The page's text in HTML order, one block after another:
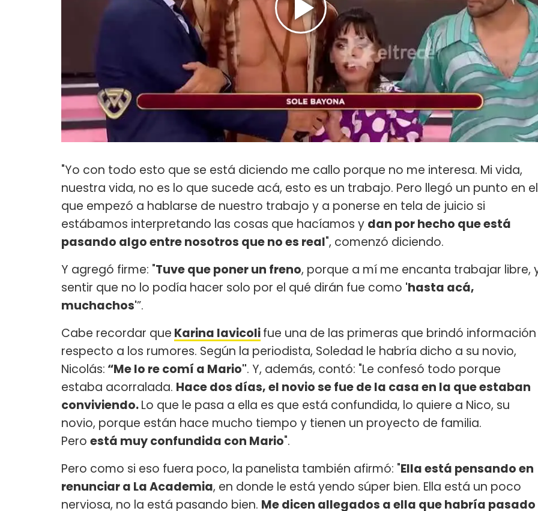
"Yo con todo esto que se está diciendo me callo porque no me interesa. Mi vida,
nuestra vida, no es lo que sucede acá, esto es un trabajo. Pero llegó un punto en el
que empezó a hablarse de nuestro trabajo y a ponerse en tela de juicio si
estábamos interpretando las cosas que hacíamos y dan por hecho que está
pasando algo entre nosotros que no es real", comenzó diciendo.
Y agregó firme: "Tuve que poner un freno, porque a mí me encanta trabajar libre,
sentir que no lo podía hacer solo por el qué dirán fue como 'hasta acá,
muchachos'”.
Cabe recordar que Karina Iavicolifue una de las primeras que brindó información
respecto a los rumores. Según la periodista, Soledad le habría dicho a su novio,
Nicolás: “Me lo re comí a Mario". Y, además, contó: "Le confesó todo porque
estaba acorralada. Hace dos días, el novio se fue de la casa en la que estaban
conviviendo.Lo que le pasa a ella es que está confundida, lo quiere a Nico, su
novio, porque están hace mucho tiempo y tienen un proyecto de familia.
Pero está muy confundida con Mario".
Pero como si eso fuera poco, la panelista también afirmó: "Ella está pensando en
renunciar a La Academia, en donde le está yendo súper bien. Ella está un poco
nerviosa, no la está pasando bien. Me dicen allegados a ella que habría pasado